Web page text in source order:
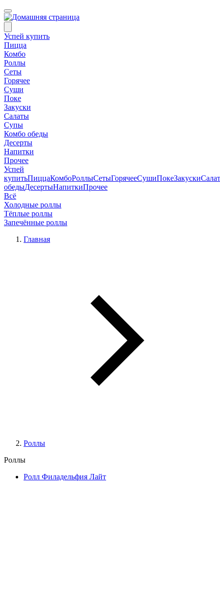
Успей купить
Пицца
Комбо
Роллы
Сеты
Горячее
Суши
Поке
Закуски
Салаты
Супы
Комбо обеды
Десерты
Напитки
Прочее
Успей
купитьПиццаКомбоРоллыСетыГорячееСушиПокеЗакуски
обедыДесертыНапиткиПрочее
Всё
Холодные роллы
Тёплые роллы
Запечённые роллы
Главная
Роллы
Роллы
Ролл Филадельфия Лайт